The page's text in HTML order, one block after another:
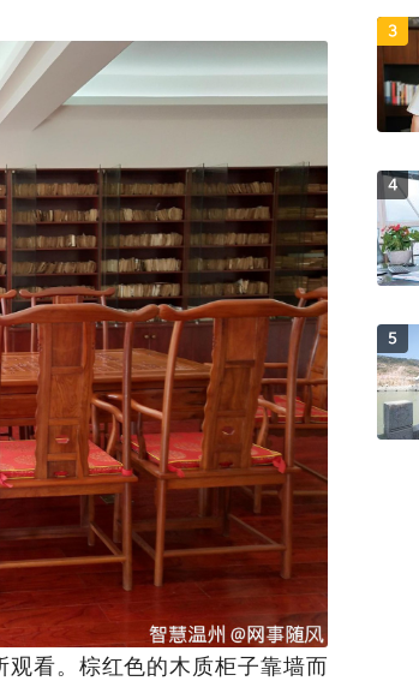
看。棕红色的木质柜子靠墙而
3
4
5